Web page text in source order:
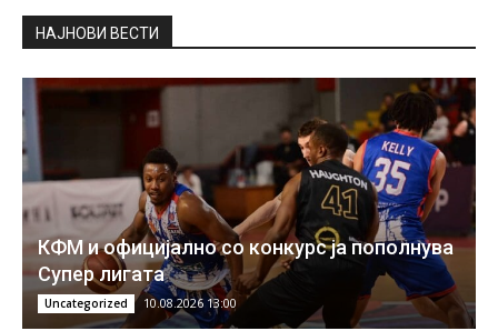
НAЈНОВИ ВЕСТИ
КФМ и официјално со конкурс ја пополнува
Супер лигата
Uncategorized 10.08.2026 13:00